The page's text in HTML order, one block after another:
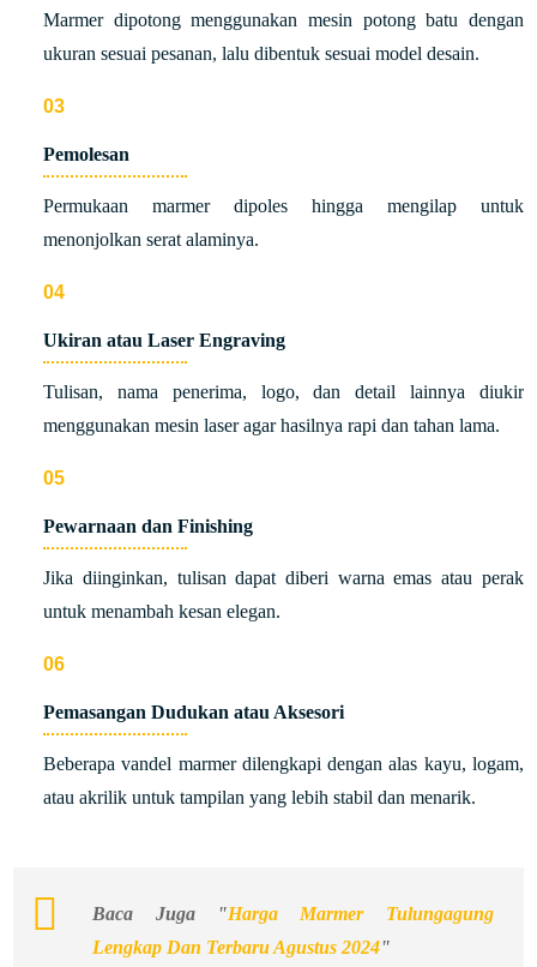
Marmer dipotong menggunakan mesin potong batu dengan
ukuran sesuai pesanan, lalu dibentuk sesuai model desain.
Pemolesan
Permukaan marmer dipoles hingga mengilap untuk
menonjolkan serat alaminya.
Ukiran atau Laser Engraving
Tulisan, nama penerima, logo, dan detail lainnya diukir
menggunakan mesin laser agar hasilnya rapi dan tahan lama.
Pewarnaan dan Finishing
Jika diinginkan, tulisan dapat diberi warna emas atau perak
untuk menambah kesan elegan.
Pemasangan Dudukan atau Aksesori
Beberapa vandel marmer dilengkapi dengan alas kayu, logam,
atau akrilik untuk tampilan yang lebih stabil dan menarik.
Baca Juga "Harga Marmer Tulungagung
Lengkap Dan Terbaru Agustus 2024"